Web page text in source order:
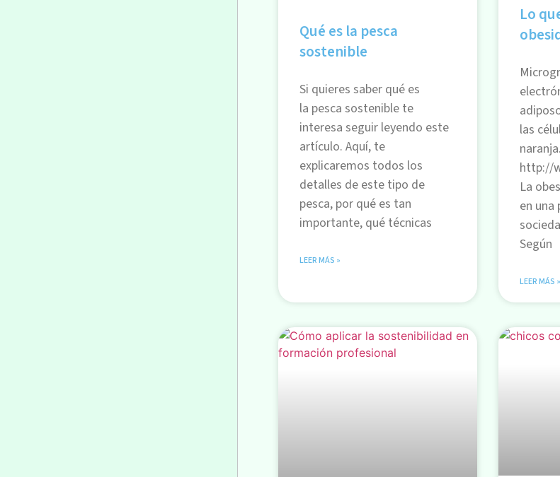
Qué es la pesca
sostenible
Si quieres saber qué es
la pesca sostenible te
interesa seguir leyendo este
artículo. Aquí, te
explicaremos todos los
detalles de este tipo de
pesca, por qué es tan
importante, qué técnicas
LEER MÁS »
Lo
las
http://
La
en una
Según
LEER MÁS »